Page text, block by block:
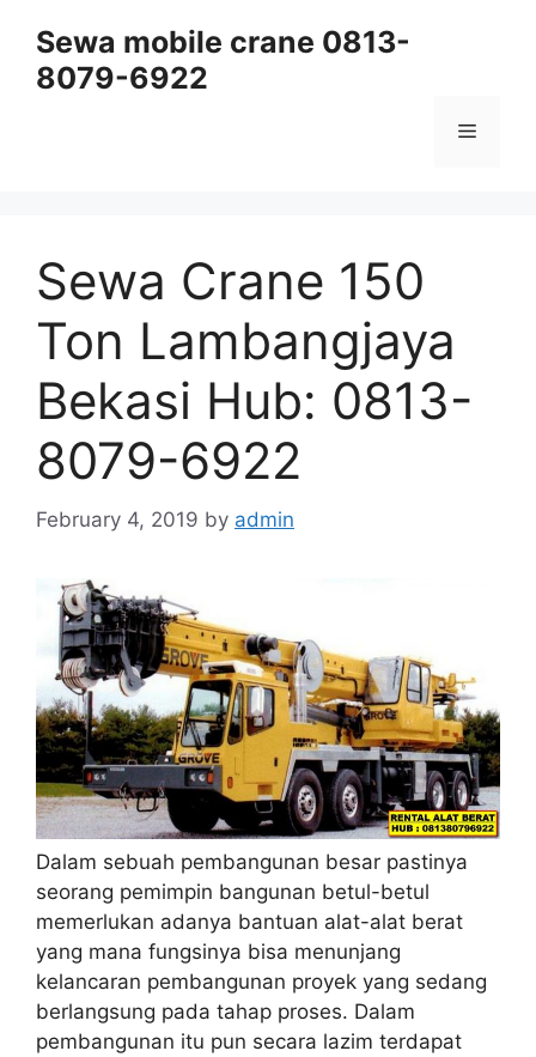
content
Sewa mobile crane 0813-
8079-6922
Menu
Sewa Crane 150
Ton Lambangjaya
Bekasi Hub: 0813-
8079-6922
February 4, 2019 by admin
Dalam sebuah pembangunan besar pastinya
seorang pemimpin bangunan betul-betul
memerlukan adanya bantuan alat-alat berat
yang mana fungsinya bisa menunjang
kelancaran pembangunan proyek yang sedang
berlangsung pada tahap proses. Dalam
pembangunan itu pun secara lazim terdapat